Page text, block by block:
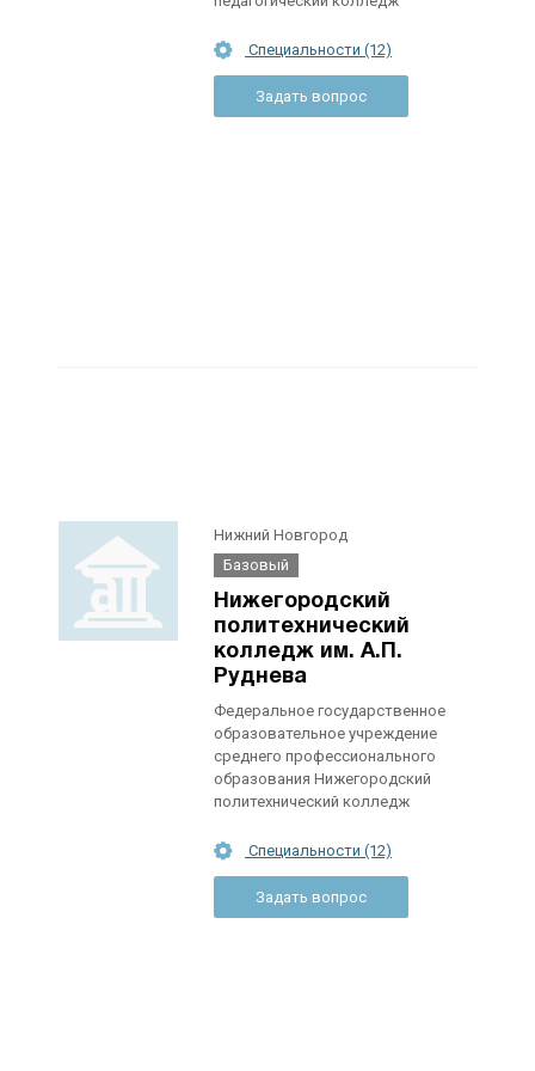
Специальности (12)
Задать вопрос
Нижний Новгород
Базовый
Нижегородский
политехнический
колледж им. А.П.
Руднева
Федеральное государственное
образовательное учреждение
среднего профессионального
образования Нижегородский
политехнический колледж
Специальности (12)
Задать вопрос